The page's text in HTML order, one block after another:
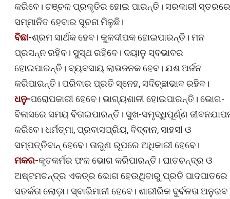
କରିବେ। ଚଞ୍ଚଳ ପ୍ରକୃତିର ହୋଇ ପାରନ୍ତି। ସରକାରୀ ସ୍ତରରେ
ସମ୍ମାନିତ ହେବାର ସୂଚନା ମିଳୁଛି।
ବିଛା-ଶ୍ରମ ସାର୍ଥକ ହେବ। କୁଳଦୀପକ ହୋଇପାରନ୍ତି। ମନ
ପ୍ରସନ୍ନ ରହିବ। ସୁସ୍ଥ ରହିବେ। ଦୟାଳୁ ସ୍ବଭାବର
ହୋଇପାରନ୍ତି। ବ୍ୟବସାୟ ଲାଭଜନକ ହେବ। ଯଶ ଅର୍ଜନ
କରିପାରନ୍ତି। ପରିବାର ପ୍ରତି ସ୍ନେହ, ସଦିଚ୍ଛାଭାବ ରହିବ।
ଧନୁ-ପରୋପକାରୀ ହେବେ। ଭାଗ୍ୟଶାଳୀ ହୋଇପାରନ୍ତି। ଭୋଗ-
ବିଳାସରେ ସମୟ ବିତାଇପାରନ୍ତି। ସୁଖ-ସମୃଦ୍ଧିପୂର୍ଣ୍ଣ
କରିବେ। ଧର୍ମତ୍ମା, ପ୍ରବାସପ୍ରିୟ, ବିଦ୍ବାନ, ସାହସୀ ଓ
ସମ୍ପତ୍ତିବାନ୍ ହେବେ। ତାରୁଣ ରୂପରେ ଅଧିକାରୀ ହେବେ।
ମକର-କୃତକର୍ମର ଫଳ ଭୋଗ କରିପାରନ୍ତି। ଘାତଚନ୍ଦ୍ର ଓ
ଅଷ୍ଟମଚନ୍ଦ୍ର ଏକତ୍ର ଭୋଗ ହେଉଥିବାରୁ ପ୍ରତି ପାଦପାତରେ
ସତର୍କତା ଲୋଡ଼ା। ସ୍ବାଭିମାନୀ ହେବେ। ଶାରୀରିକ ଦୁର୍ବଳତା ଅନୁଭବ